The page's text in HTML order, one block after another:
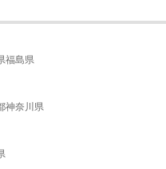
福島県
神奈川県